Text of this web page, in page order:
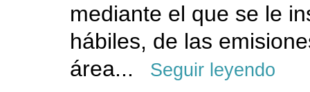
mediante el que se le
hábiles, de las
área...
Seguir leyendo